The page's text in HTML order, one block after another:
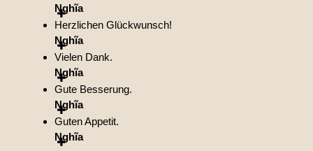
Nghĩa
Herzlichen Glückwunsch!
Nghĩa
Vielen Dank.
Nghĩa
Gute Besserung.
Nghĩa
Guten Appetit.
Nghĩa